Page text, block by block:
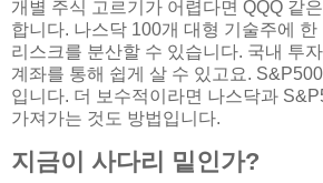
개별 주식 고르기가 어렵다면 QQQ 같
합니다. 나스닥 100개 대형 기술주에
리스크를 분산할 수 있습니다. 국내 투
계좌를 통해 쉽게 살 수 있고요.
입니다. 더 보수적이라면 나스닥과
가져가는 것도 방법입니다.
지금이 사다리 밑인가?